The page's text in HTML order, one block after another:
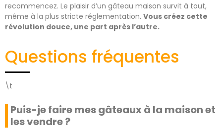
recommencez. Le plaisir d’un gâteau maison survit à tout,
même à la plus stricte réglementation. Vous créez cette
révolution douce, une part après l’autre.
Questions fréquentes
\t
Puis-je faire mes gâteaux à la maison et
les vendre ?